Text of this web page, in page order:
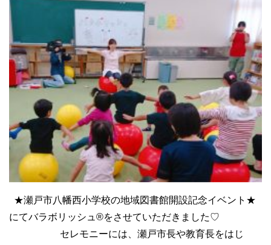
★瀬戸市八幡西小学校の地域図書館開設記念イベント★
にてバラボリッシュ®︎をさせていただきました♡
セレモニーには、瀬戸市長や教育長をはじ